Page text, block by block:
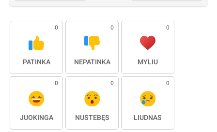
0
PATINKA
0
NEPATINKA
0
MYLIU
0
JUOKINGA
0
NUSTEBĘS
0
LIŪDNAS